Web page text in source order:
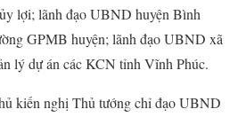
lợi; lãnh đạo UBND huyện Bình
GPMB huyện; lãnh đạo UBND xã
lý dự án các KCN tỉnh Vĩnh Phúc.
kiến nghị Thủ tướng chỉ đạo UBND